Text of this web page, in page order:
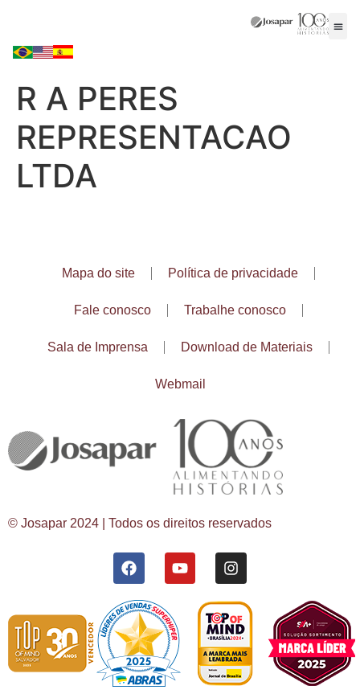
R A PERES
REPRESENTACAO
LTDA
Mapa do site Política de privacidade
Fale conosco Trabalhe conosco
Sala de Imprensa Download de Materiais
Webmail
© Josapar 2024 | Todos os direitos reservados